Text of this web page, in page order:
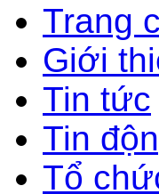
Trang
Giới
Tin tức
Tin
Tổ